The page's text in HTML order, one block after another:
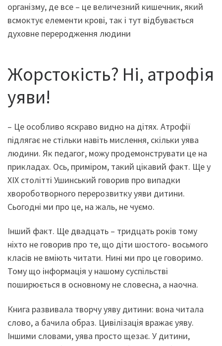
організму, де все – це величезний кишечник, який
всмоктує елементи крові, так і тут відбувається
духовне переродження людини
Жорстокість? Ні, атрофія
уяви!
– Це особливо яскраво видно на дітях. Атрофії
підлягає не стільки навіть мислення, скільки уява
людини. Як педагог, можу продемонструвати це на
прикладах. Ось, приміром, такий цікавий факт. Ще у
XIX столітті Ушинський говорив про випадки
хвороботворного перерозвитку уяви дитини.
Сьогодні ми про це, на жаль, не чуємо.
Інший факт. Ще двадцать – тридцать років тому
ніхто не говорив про те, що діти шостого- восьмого
класів не вміють читати. Нині ми про це говоримо.
Тому що інформація у нашому суспільстві
поширюється в основному не словесна, а наочна.
Книга развивала творчу уяву дитини: вона читала
слово, а бачила образ. Цивілізація вражає уяву.
Іншими словами, уява просто щезає. У дитини,